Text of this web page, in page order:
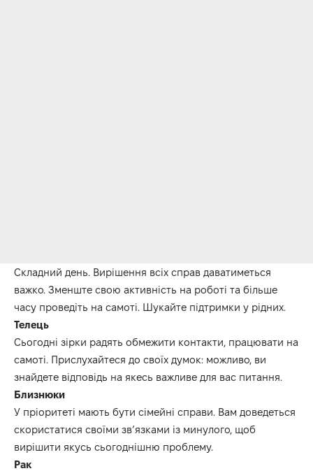
Складний день. Вирішення всіх справ даватиметься
важко. Зменште свою активність на роботі та більше
часу проведіть на самоті. Шукайте підтримки у рідних.
Телець
Сьогодні зірки радять обмежити контакти, працювати на
самоті. Прислухайтеся до своїх думок: можливо, ви
знайдете відповідь на якесь важливе для вас питання.
Близнюки
У пріоритеті мають бути сімейні справи. Вам доведеться
скористатися своїми зв’язками із минулого, щоб
вирішити якусь сьогоднішню проблему.
Рак